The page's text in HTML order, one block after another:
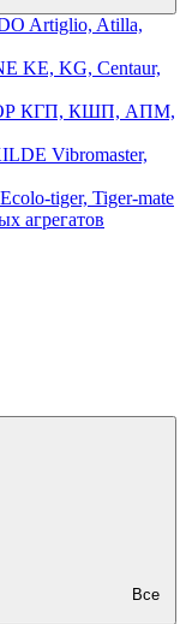
Artiglio, Atilla,
KE, KG, Centaur,
КГП, КШП, АПМ,
Vibromaster,
tiger, Tiger-mate
агрегатов
Все